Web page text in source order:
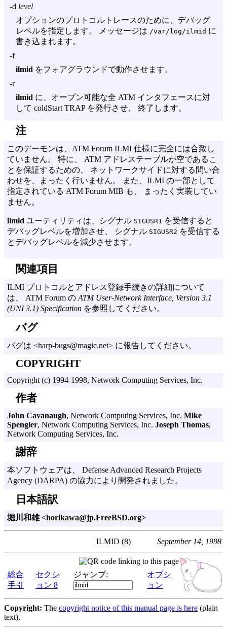
-d level
オプションのプロトコルトレースのために、デバッグ
レベルを指定します。 メッセージは /var/log/ilmid に
書き込まれます。
-f
ilmid をフォアグラウンドで動作させます。
-r
ilmid に、オープン可能な全 ATM インタフェースに対
して coldStart TRAP を発行させ、 終了します。
注
このデーモンは、ATM Forum ILMI 仕様に完全には合致し
ていません。 特に、 ATM アドレステーブルが空であるこ
とを保証するための、 ネットワークサイドに対する問い合
わせを、まったく行いません。 また、ILMI の一部として
指定されている ATM Forum MIB も、 まったく実装してい
ません。
ilmid ユーティリティは、シグナル SIGUSR1 を受信すると
デバッグレベルを増加させ、 シグナル SIGUSR2 を受信する
とデバッグレベルを減少させます。
関連項目
ILMI プロトコルとアドレス登録手続きの詳細について
は、 ATM Forum の ATM User-Network Interface, Version 3.1
(UNI 3.1) Specification を参照してください。
バグ
バグは <harp-bugs@magic.net> に報告してください。
COPYRIGHT
Copyright (c) 1994-1998, Network Computing Services, Inc.
作者
John Cavanaugh, Network Computing Services, Inc. Mike
Spengler, Network Computing Services, Inc. Joseph Thomas,
Network Computing Services, Inc.
謝辞
本ソフトウェアは、 Defense Advanced Research Projects
Agency (DARPA) の協力により開発されました。
日本語訳
堀川和雄 <horikawa@jp.FreeBSD.org>
ILMID (8) September 14, 1998
総合
手引
セクシ
ョン 8
ジャンプ:
オプシ
ョン
Copyright: The copyright notice of this manual page is here (plain
text).